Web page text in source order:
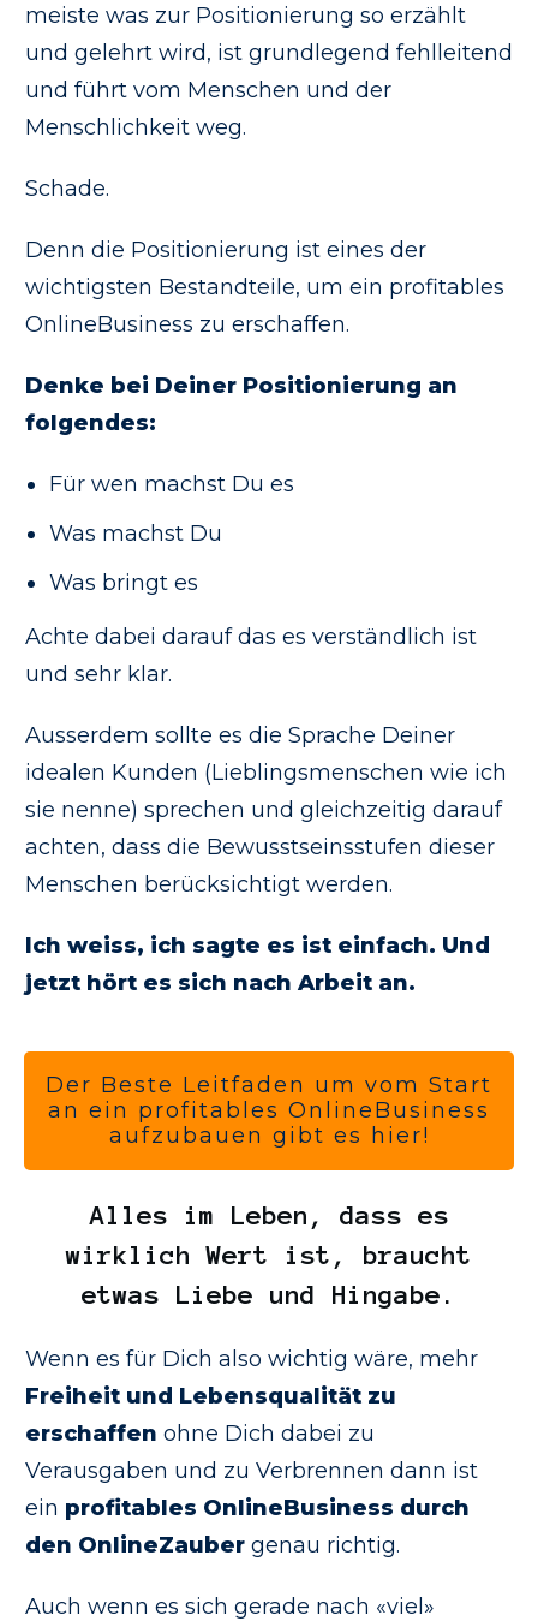
meiste was zur Positionierung so erzählt
und gelehrt wird, ist grundlegend fehlleitend
und führt vom Menschen und der
Menschlichkeit weg.
Schade.
Denn die Positionierung ist eines der
wichtigsten Bestandteile, um ein profitables
OnlineBusiness zu erschaffen.
Denke bei Deiner Positionierung an
folgendes:
Für wen machst Du es
Was machst Du
Was bringt es
Achte dabei darauf das es verständlich ist
und sehr klar.
Ausserdem sollte es die Sprache Deiner
idealen Kunden (Lieblingsmenschen wie ich
sie nenne) sprechen und gleichzeitig darauf
achten, dass die Bewusstseinsstufen dieser
Menschen berücksichtigt werden.
Ich weiss, ich sagte es ist einfach. Und
jetzt hört es sich nach Arbeit an.
Der Beste Leitfaden um vom Start
an ein profitables OnlineBusiness
aufzubauen gibt es hier!
Alles im Leben, dass es
wirklich Wert ist, braucht
etwas Liebe und Hingabe.
Wenn es für Dich also wichtig wäre, mehr
Freiheit und Lebensqualität zu
erschaffen ohne Dich dabei zu
Verausgaben und zu Verbrennen dann ist
ein profitables OnlineBusiness durch
den OnlineZauber genau richtig.
Auch wenn es sich gerade nach «viel»